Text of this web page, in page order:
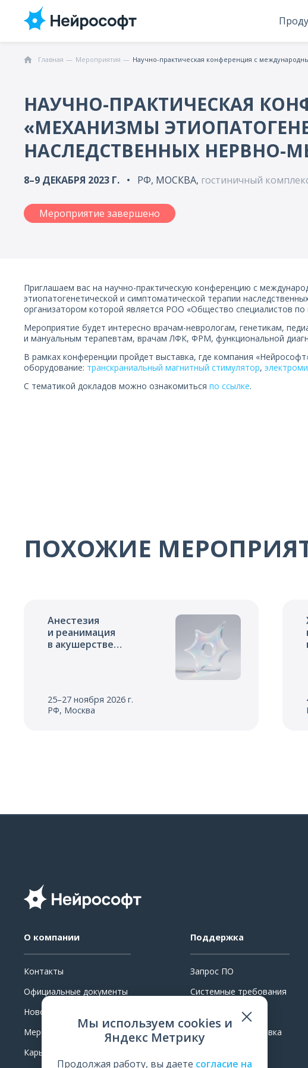
Главная Мероприятия
НАУЧНО-ПРАКТИЧЕСКАЯ
«МЕХАНИЗМЫ
НАСЛЕДСТВЕННЫХ НЕРВНО-
8–9 ДЕКАБРЯ 2023 Г. РФ, МОСКВА, гостиничный
Мероприятие завершено
Приглашаем вас на научно-практическую конференцию с
этиопатогенетической и симптоматической терапии
организатором которой является РОО «Общество специалистов
Мероприятие будет интересно врачам-неврологам, генетикам,
и мануальным терапевтам, врачам ЛФК, ФРМ, функциональной
В рамках конференции пройдет выставка, где компания
оборудование: транскраниальный магнитный стимулятор,
С тематикой докладов можно ознакомиться по ссылке.
ПОХОЖИЕ
Анестезия
и реанимация
в акушерстве
25–27 ноября 2026 г.
РФ, Москва
О компании
Контакты
Официальные документы
Новости
Мероприятия
Карьера
Поддержка
Запрос ПО
Системные требования
Поверка и калибровка
Мы используем cookies и
Яндекс Метрику
Продолжая работу, вы даете согласие на